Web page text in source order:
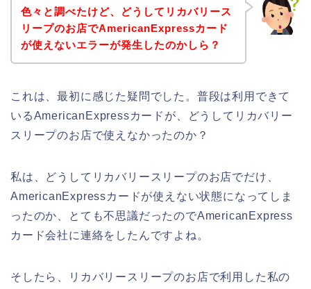
色々と調べたけど、どうしてリカバリース
リープのお店でAmericanExpressカード
が使えないエラーが発生したのかしら？
これは、最初に感じた疑問でした。普段は利用できて
いるAmericanExpressカードが、どうしてリカバリー
スリープのお店で使えなかったのか？
私は、どうしてリカバリースリープのお店でだけ、
AmericanExpressカードが使えない状態になってしま
ったのか、とても不思議だったのでAmericanExpress
カード会社に連絡をしたんですよね。
そしたら、リカバリースリープのお店で利用した私の